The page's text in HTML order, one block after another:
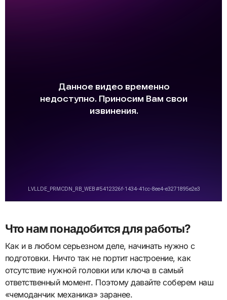
Что нам понадобится для работы?
Как и в любом серьезном деле, начинать нужно с
подготовки. Ничто так не портит настроение, как
отсутствие нужной головки или ключа в самый
ответственный момент. Поэтому давайте соберем наш
«чемоданчик механика» заранее.